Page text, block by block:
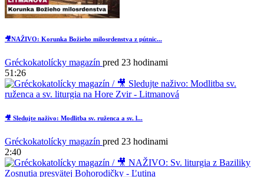
🎥NAŽIVO: Korunka Božieho milosrdenstva z pútnic...
Gréckokatolícky magazín pred 23 hodinami
51:26
🎥 Sledujte naživo: Modlitba sv. ruženca a sv. l...
Gréckokatolícky magazín pred 23 hodinami
2:40